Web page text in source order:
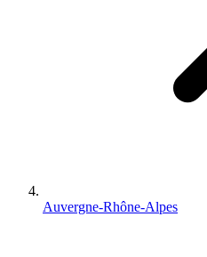
Auvergne-Rhône-Alpes